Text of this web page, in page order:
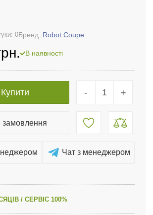
0Бренд: Robot Coupe
В наявності
- +
Купити
замовлення
Чат з менеджером
/ СЕРВІС 100%